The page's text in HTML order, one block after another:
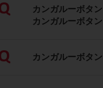
カンガルーボタ
カンガルーボタ
カンガルーボタ